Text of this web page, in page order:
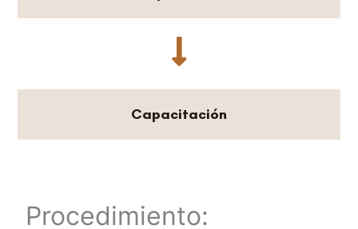
Capacitación
Procedimiento: